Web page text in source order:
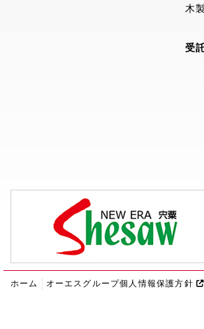
木
受
ホーム オーエスグループ個人情報保護方針